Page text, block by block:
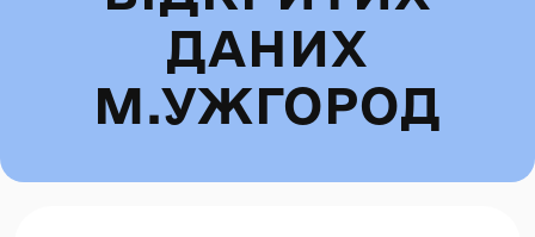
ДАНИХ
М.УЖГОРОД